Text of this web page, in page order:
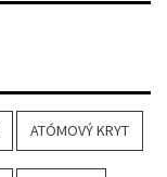
ATÓMOVÝ KRYT